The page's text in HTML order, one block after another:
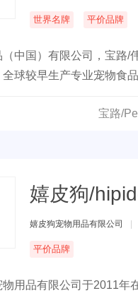
世界名牌 平价品牌
（中国）有限公司，宝路
球较早生产专业宠物食
宝路/
嬉皮狗/
嬉皮狗宠物用品有限公司
平价品牌
物用品有限公司于2011